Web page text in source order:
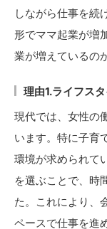
しながら仕事を続
形でママ起業が増
業が増えているの
理由1.ライフス
現代では、女性の
います。特に子育
環境が求められて
を選ぶことで、時
た。これにより、
ペースで仕事を進